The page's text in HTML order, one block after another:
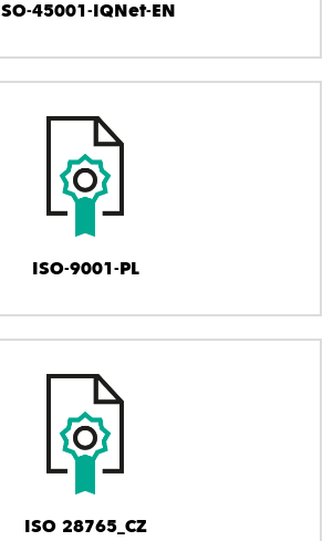
ISO-45001-IQNet-EN
ISO-9001-PL
ISO 28765_CZ